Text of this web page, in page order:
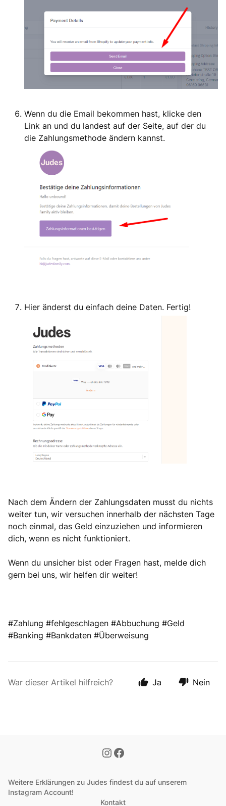
Wenn du die Email bekommen hast, klicke den
Link an und du landest auf der Seite, auf der du
die Zahlungsmethode ändern kannst.
Hier änderst du einfach deine Daten. Fertig!
Nach dem Ändern der Zahlungsdaten musst du nichts
weiter tun, wir versuchen innerhalb der nächsten Tage
noch einmal, das Geld einzuziehen und informieren
dich, wenn es nicht funktioniert.
Wenn du unsicher bist oder Fragen hast, melde dich
gern bei uns, wir helfen dir weiter!
#Zahlung #fehlgeschlagen #Abbuchung #Geld
#Banking #Bankdaten #Überweisung
War dieser Artikel hilfreich? Ja Nein
Weitere Erklärungen zu Judes findest du auf unserem
Instagram Account!
Kontakt